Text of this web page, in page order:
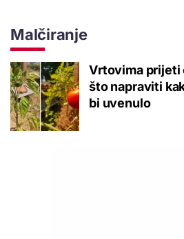
Malčiranje
Vrtovima prijeti
što napraviti
bi uvenulo